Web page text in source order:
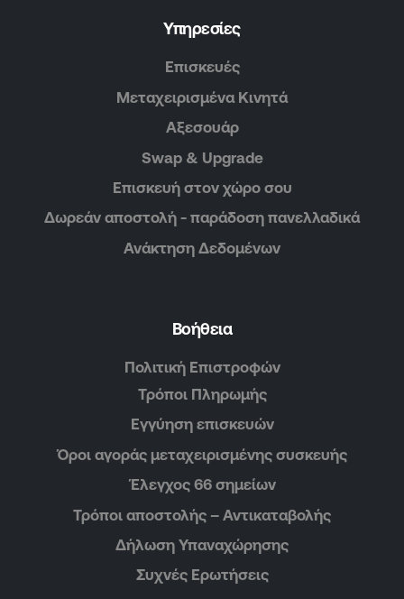
Υπηρεσίες
Επισκευές
Μεταχειρισμένα Κινητά
Αξεσουάρ
Swap & Upgrade
Επισκευή στον χώρο σου
Δωρεάν αποστολή - παράδοση πανελλαδικά
Ανάκτηση Δεδομένων
Βοήθεια
Πολιτική Επιστροφών
Τρόποι Πληρωμής
Εγγύηση επισκευών
Όροι αγοράς μεταχειρισμένης συσκευής
Έλεγχος 66 σημείων
Τρόποι αποστολής – Αντικαταβολής
Δήλωση Υπαναχώρησης
Συχνές Ερωτήσεις